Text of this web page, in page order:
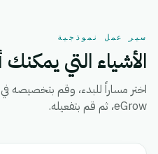
سير عمل نموذجية
الأشياء التي يمكنك
اختر مساراً للبدء، وقم بتخصيصه
eGrow، ثم قم بتفعيله.